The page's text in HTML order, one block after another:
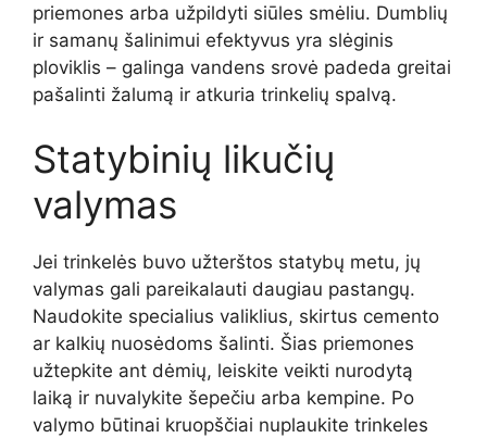
priemones arba užpildyti siūles smėliu. Dumblių
ir samanų šalinimui efektyvus yra slėginis
ploviklis – galinga vandens srovė padeda greitai
pašalinti žalumą ir atkuria trinkelių spalvą.
Statybinių likučių
valymas
Jei trinkelės buvo užterštos statybų metu, jų
valymas gali pareikalauti daugiau pastangų.
Naudokite specialius valiklius, skirtus cemento
ar kalkių nuosėdoms šalinti. Šias priemones
užtepkite ant dėmių, leiskite veikti nurodytą
laiką ir nuvalykite šepečiu arba kempine. Po
valymo būtinai kruopščiai nuplaukite trinkeles